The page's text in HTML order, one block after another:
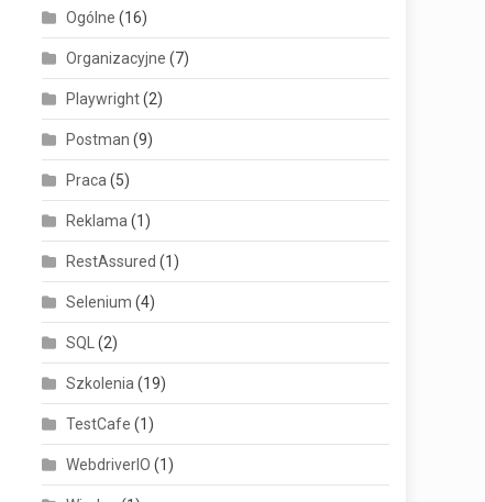
Ogólne (16)
Organizacyjne (7)
Playwright(2)
Postman (9)
Praca (5)
Reklama (1)
RestAssured (1)
Selenium (4)
SQL (2)
Szkolenia (19)
TestCafe (1)
WebdriverIO (1)